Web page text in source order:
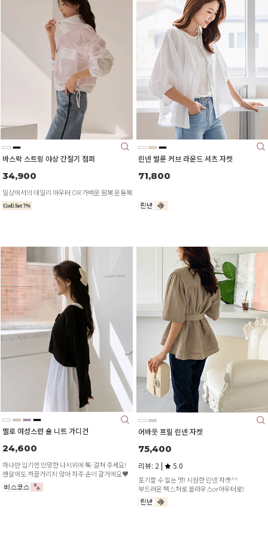
바스락 스트링 야상 간절기 점퍼
34,900
일상에서의 데일리 아우터 OR 가벼운 땀복 운동복
린넨 벌룬 커브 라운드 셔츠 자켓
71,800
멜로 여성스런 숄 니트 가디건
24,600
하나만 입기엔 민망한 나시위에 툭-걸쳐 주세요!
맨살에도 까끌거리지 않아 자주 손이 갈거에요♥
어바웃 프릴 린넨 자켓
75,400
리뷰: 2 | 5.0
포기할 수 없는 멋! 시원한 린넨 자켓^^
부드러운 텍스처로 블라우스or아우터로!